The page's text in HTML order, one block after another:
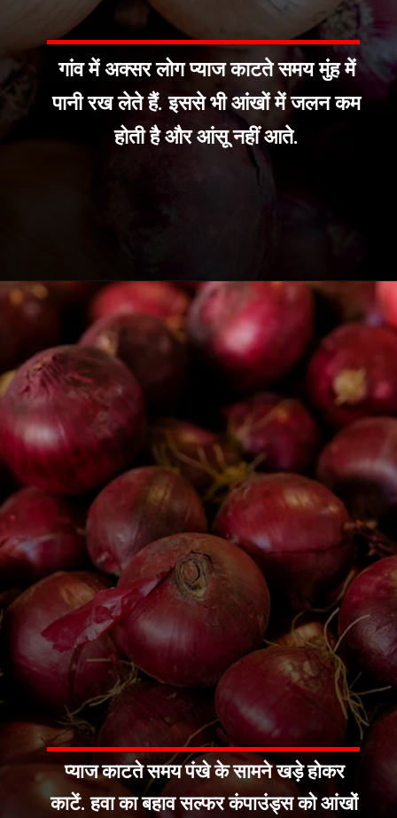
गांव में अक्सर लोग प्याज काटते समय मुंह में
पानी रख लेते हैं. इससे भी आंखों में जलन कम
होती है और आंसू नहीं आते.
प्याज काटते समय पंखे के सामने खड़े होकर
काटें. हवा का बहाव सल्फर कंपाउंड्स को आंखों